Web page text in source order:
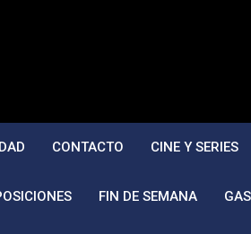
CONTACTO CINE Y SERIES
FIN DE SEMANA